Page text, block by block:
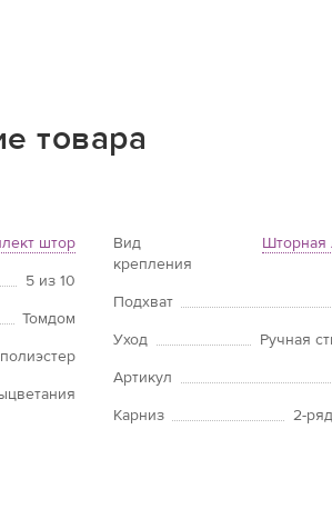
товара
штор
5 из 10
Томдом
Вид
крепления
Шторная
Подхват
Уход
Ручная
Артикул
Карниз
2-